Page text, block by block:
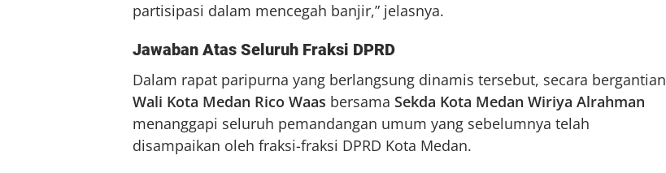
partisipasi dalam mencegah banjir,” jelasnya.
Jawaban Atas Seluruh Fraksi DPRD
Dalam rapat paripurna yang berlangsung dinamis tersebut, secara bergantian
Wali Kota Medan Rico Waas bersama Sekda Kota Medan Wiriya Alrahman
menanggapi seluruh pemandangan umum yang sebelumnya telah
disampaikan oleh fraksi-fraksi DPRD Kota Medan.